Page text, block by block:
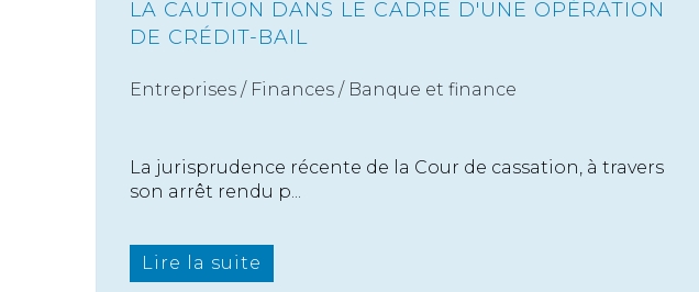
LA CAUTION DANS LE CADRE D'UNE OPÉRATION
DE CRÉDIT-BAIL
Entreprises / Finances / Banque et finance
La jurisprudence récente de la Cour de cassation, à travers
son arrêt rendu p...
Lire la suite